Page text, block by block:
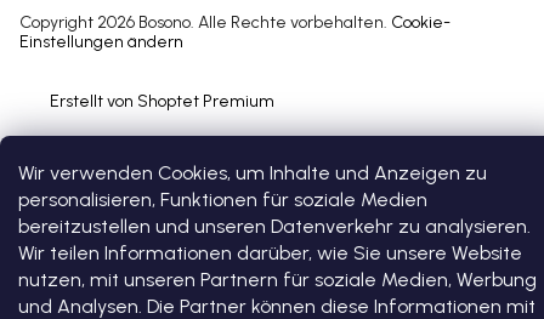
Wir verwenden Cookies, um Inhalte und Anzeigen zu
personalisieren, Funktionen für soziale Medien
bereitzustellen und unseren Datenverkehr zu analysieren.
Wir teilen Informationen darüber, wie Sie unsere Website
nutzen, mit unseren Partnern für soziale Medien, Werbung
und Analysen. Die Partner können diese Informationen mit
Erstellt von Shoptet Premium
Copyright 2026 Bosono. Alle Rechte vorbehalten. Cookie-
Einstellungen ändern